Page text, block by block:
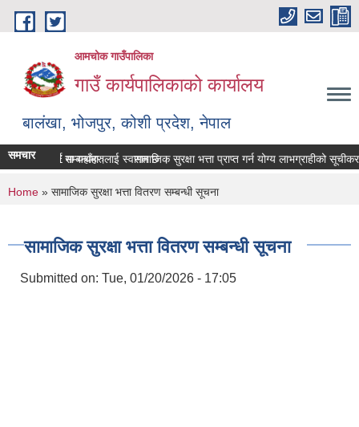
Skip to main content
आमचोक गाउँपालिका
गाउँ कार्यपालिकाको कार्यालय
बालंखा, भोजपुर, कोशी प्रदेश, नेपाल
WEBSITE मा यहाँहरुलाई स्वागत छ ।
समचारपेश गर्ने सम्बन्धमा। सामाजिक सुरक्षा भत्ता प्राप्‍त गर्न योग्य लाभग्राहीको
You are here
Home » सामाजिक सुरक्षा भत्ता वितरण सम्बन्धी सूचना
सामाजिक सुरक्षा भत्ता वितरण सम्बन्धी सूचना
Submitted on: Tue, 01/20/2026 - 17:05